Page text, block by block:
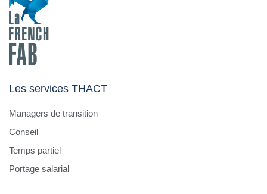
Les services THACT
Managers de transition
Conseil
Temps partiel
Portage salarial